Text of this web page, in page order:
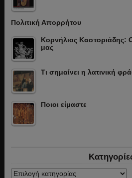
Πολιτική Απορρήτου
Κορνήλιος Καστοριάδης:
μας
Τι σημαίνει η λατινική
Ποιοι είμαστε
Κατηγορίες